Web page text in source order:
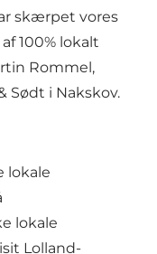
skærpet vores
100% lokalt
Rommel,
Sødt i Nakskov.
lokale
lokale
Lolland-